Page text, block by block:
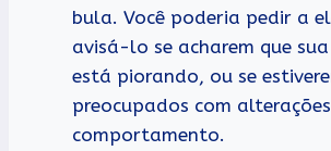
bula. Você poderia pedir a
avisá-lo se acharem que
está piorando, ou se
preocupados com
comportamento.